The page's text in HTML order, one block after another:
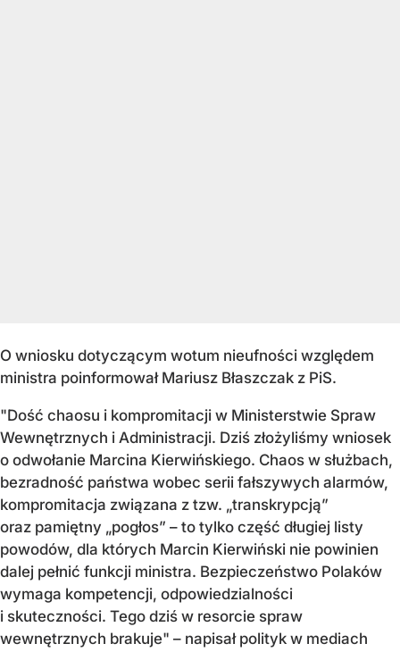
O wniosku dotyczącym wotum nieufności względem
ministra poinformował Mariusz Błaszczak z PiS.
"Dość chaosu i kompromitacji w Ministerstwie Spraw
Wewnętrznych i Administracji. Dziś złożyliśmy wniosek
o odwołanie Marcina Kierwińskiego. Chaos w służbach,
bezradność państwa wobec serii fałszywych alarmów,
kompromitacja związana z tzw. „transkrypcją”
oraz pamiętny „pogłos” – to tylko część długiej listy
powodów, dla których Marcin Kierwiński nie powinien
dalej pełnić funkcji ministra. Bezpieczeństwo Polaków
wymaga kompetencji, odpowiedzialności
i skuteczności. Tego dziś w resorcie spraw
wewnętrznych brakuje" – napisał polityk w mediach